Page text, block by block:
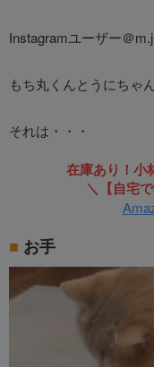
Instagramユーザー＠
もち丸くんとうにちゃ
それは・・・
在庫あり！小
＼【自宅
お手